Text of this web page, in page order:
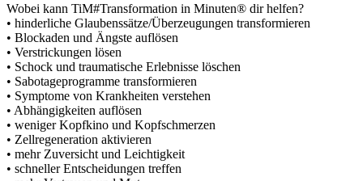
Wobei kann TiM#Transformation in Minuten® dir helfen?
• hinderliche Glaubenssätze/Überzeugungen transformieren
• Blockaden und Ängste auflösen
• Verstrickungen lösen
• Schock und traumatische Erlebnisse löschen
• Sabotageprogramme transformieren
• Symptome von Krankheiten verstehen
• Abhängigkeiten auflösen
• weniger Kopfkino und Kopfschmerzen
• Zellregeneration aktivieren
• mehr Zuversicht und Leichtigkeit
• schneller Entscheidungen treffen